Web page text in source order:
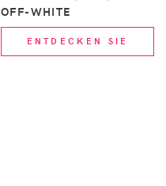
OFF-WHITE
ENTDECKEN SIE